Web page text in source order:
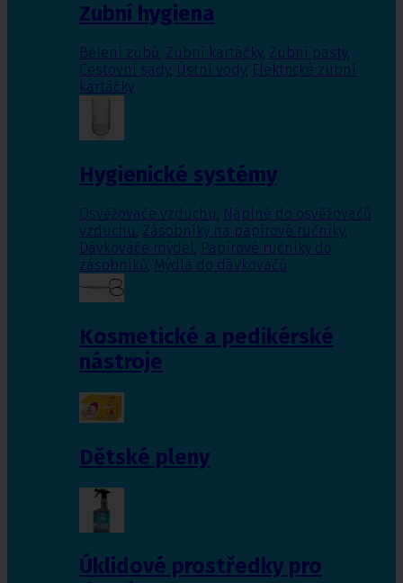
Zubní hygiena
Bělení zubů, Zubní kartáčky, Zubní pasty,
Cestovní sady, Ústní vody, Elektrické zubní
kartáčky
Hygienické systémy
Osvěžovače vzduchu, Náplně do osvěžovačů
vzduchu, Zásobníky na papírové ručníky,
Dávkováče mýdel, Papírové ručníky do
zásobníků, Mýdla do dávkovačů
Kosmetické a pedikérské
nástroje
Dětské pleny
Úklidové prostředky pro